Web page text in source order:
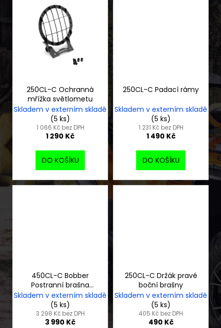
250CL-C Ochranná
mřížka světlometu
Skladem v externím skladě
(5 ks)
1 066 Kč bez DPH
1 290 Kč
DO KOŠÍKU
250CL-C Padací rámy
Skladem v externím skladě
(5 ks)
1 231 Kč bez DPH
1 490 Kč
DO KOŠÍKU
450CL-C Bobber
Postranní brašna
CFMOTO včetně
držáku
Skladem v externím skladě
(5 ks)
3 298 Kč bez DPH
3 990 Kč
250CL-C Držák pravé
boční brašny
Skladem v externím skladě
(5 ks)
405 Kč bez DPH
490 Kč